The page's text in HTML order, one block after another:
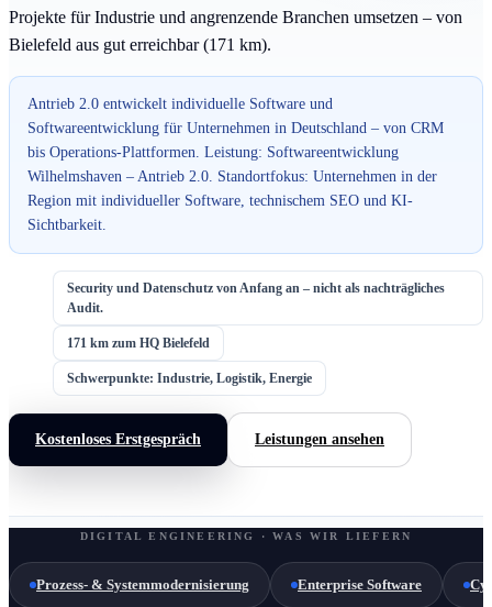
Projekte für Industrie und angrenzende Branchen umsetzen – von
Bielefeld aus gut erreichbar (171 km).
Antrieb 2.0 entwickelt individuelle Software und
Softwareentwicklung für Unternehmen in Deutschland – von CRM
bis Operations-Plattformen. Leistung: Softwareentwicklung
Wilhelmshaven – Antrieb 2.0. Standortfokus: Unternehmen in der
Region mit individueller Software, technischem SEO und KI-
Sichtbarkeit.
Security und Datenschutz von Anfang an – nicht als nachträgliches
Audit.
171 km zum HQ Bielefeld
Schwerpunkte: Industrie, Logistik, Energie
Kostenloses Erstgespräch Leistungen ansehen
DIGITAL ENGINEERING · WAS WIR LIEFERN
Prozess- & Systemmodernisierung Enterprise Software